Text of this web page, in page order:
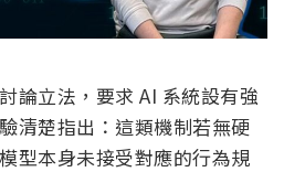
論立法，要求 AI 系統設有強
清楚指出：這類機制若無硬
型本身未接受對應的行為規